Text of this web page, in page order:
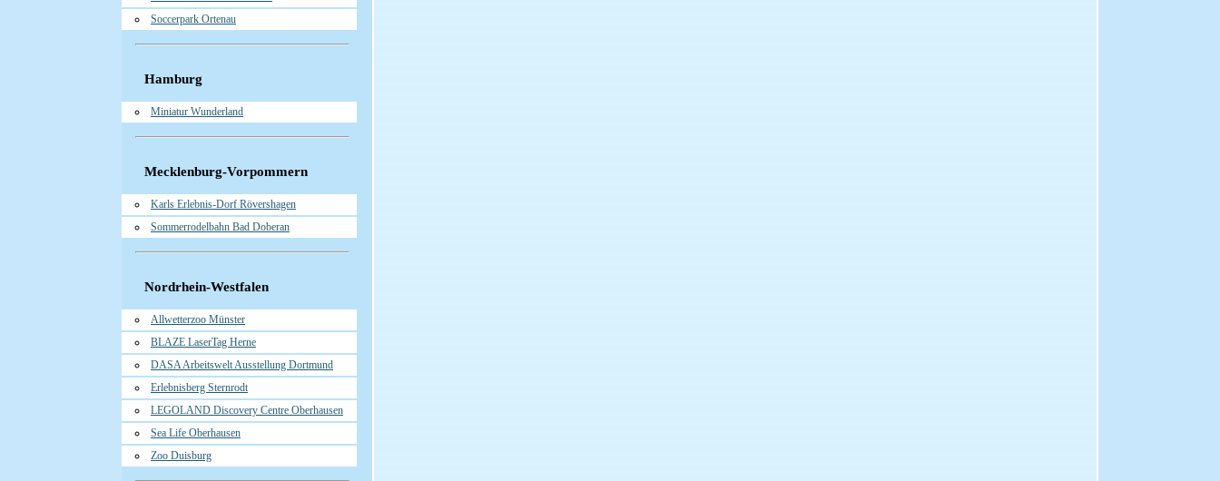
Soccerpark Ortenau
Hamburg
Miniatur Wunderland
Mecklenburg-Vorpommern
Karls Erlebnis-Dorf Rövershagen
Sommerrodelbahn Bad Doberan
Nordrhein-Westfalen
Allwetterzoo Münster
BLAZE LaserTag Herne
DASA Arbeitswelt Ausstellung Dortmund
Erlebnisberg Sternrodt
LEGOLAND Discovery Centre Oberhausen
Sea Life Oberhausen
Zoo Duisburg